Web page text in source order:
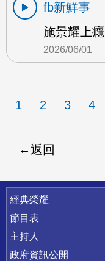
fb新鮮事
施景耀上
2026/06/01
1 2 3 4
返回
快速連結
經典榮耀
節目表
主持人
政府資訊公開